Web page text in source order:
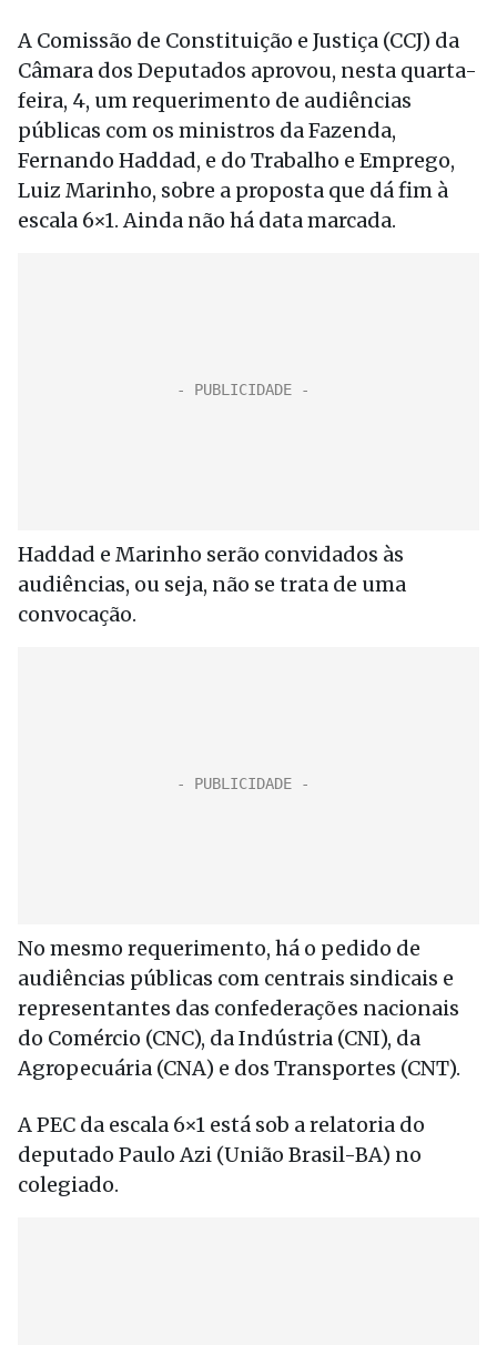
A Comissão de Constituição e Justiça (CCJ) da
Câmara dos Deputados aprovou, nesta quarta-
feira, 4, um requerimento de audiências
públicas com os ministros da Fazenda,
Fernando Haddad, e do Trabalho e Emprego,
Luiz Marinho, sobre a proposta que dá fim à
escala 6×1. Ainda não há data marcada.
Haddad e Marinho serão convidados às
audiências, ou seja, não se trata de uma
convocação.
No mesmo requerimento, há o pedido de
audiências públicas com centrais sindicais e
representantes das confederações nacionais
do Comércio (CNC), da Indústria (CNI), da
Agropecuária (CNA) e dos Transportes (CNT).
A PEC da escala 6×1 está sob a relatoria do
deputado Paulo Azi (União Brasil-BA) no
colegiado.